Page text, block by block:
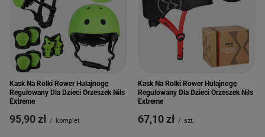
Kask Na Rolki Rower Hulajnogę
Regulowany Dla Dzieci Orzeszek Nils
Extreme
95,90 zł / komplet
Kask Na Rolki Rower Hulajnogę
Regulowany Dla Dzieci Orzeszek Nils
Extreme
67,10 zł / szt.